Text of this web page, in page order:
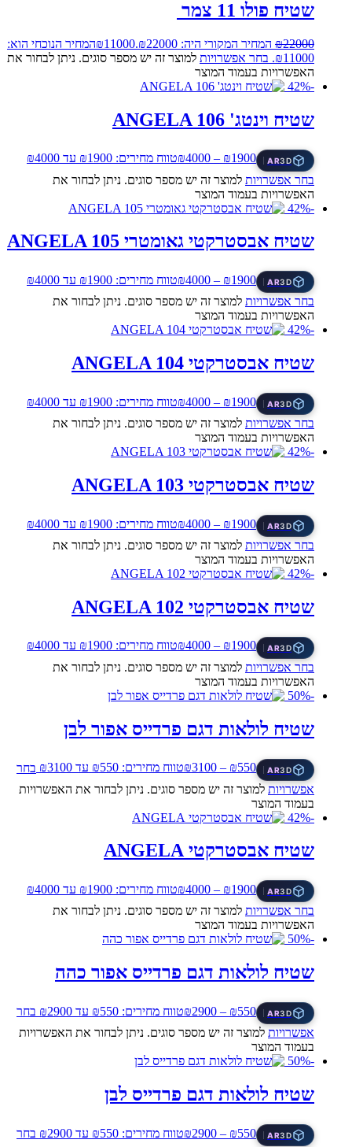
שטיח פולו 11 צמר
₪22000 המחיר המקורי היה: ₪22000. ₪11000
המחיר הנוכחי הוא:
₪11000. בחר אפשרויות למוצר זה יש מספר סוגים. ניתן לבחור את
האפשרויות בעמוד המוצר
-42%
שטיח וינטג' ANGELA 106
3D
AR
₪1900
–
₪4000
טווח מחירים: ⁦₪1900⁩ עד ⁦₪4000⁩
בחר אפשרויות למוצר זה יש מספר סוגים. ניתן לבחור את
האפשרויות בעמוד המוצר
-42%
שטיח אבסטרקטי גאומטרי ANGELA 105
3D
AR
₪1900
–
₪4000
טווח מחירים: ⁦₪1900⁩ עד ⁦₪4000⁩
בחר אפשרויות למוצר זה יש מספר סוגים. ניתן לבחור את
האפשרויות בעמוד המוצר
-42%
שטיח אבסטרקטי ANGELA 104
3D
AR
₪1900
–
₪4000
טווח מחירים: ⁦₪1900⁩ עד ⁦₪4000⁩
בחר אפשרויות למוצר זה יש מספר סוגים. ניתן לבחור את
האפשרויות בעמוד המוצר
-42%
שטיח אבסטרקטי ANGELA 103
3D
AR
₪1900
–
₪4000
טווח מחירים: ⁦₪1900⁩ עד ⁦₪4000⁩
בחר אפשרויות למוצר זה יש מספר סוגים. ניתן לבחור את
האפשרויות בעמוד המוצר
-42%
שטיח אבסטרקטי ANGELA 102
3D
AR
₪1900
–
₪4000
טווח מחירים: ⁦₪1900⁩ עד ⁦₪4000⁩
בחר אפשרויות למוצר זה יש מספר סוגים. ניתן לבחור את
האפשרויות בעמוד המוצר
-50%
שטיח לולאות דגם פרדייס אפור לבן
3D
AR
₪550
–
₪3100 טווח מחירים: ⁦₪550⁩ עד ⁦₪3100⁩
בחר
אפשרויות למוצר זה יש מספר סוגים. ניתן לבחור את האפשרויות
בעמוד המוצר
-42%
שטיח אבסטרקטי ANGELA
3D
AR
₪1900
–
₪4000
טווח מחירים: ⁦₪1900⁩ עד ⁦₪4000⁩
בחר אפשרויות למוצר זה יש מספר סוגים. ניתן לבחור את
האפשרויות בעמוד המוצר
-50%
שטיח לולאות דגם פרדייס אפור כהה
3D
AR
₪550
–
₪2900 טווח מחירים: ⁦₪550⁩ עד ⁦₪2900⁩
בחר
אפשרויות למוצר זה יש מספר סוגים. ניתן לבחור את האפשרויות
בעמוד המוצר
-50%
שטיח לולאות דגם פרדייס לבן
3D
AR
₪550
–
₪2900 טווח מחירים: ⁦₪550⁩ עד ⁦₪2900⁩
בחר